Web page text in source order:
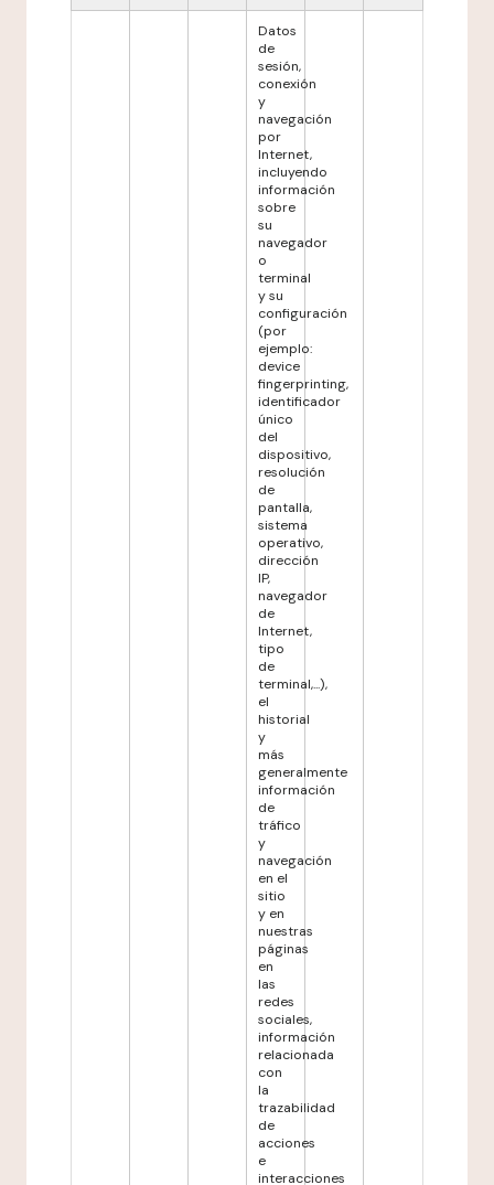
Datos
de
sesión,
conexión
y
navegación
por
Internet,
incluyendo
información
sobre
su
navegador
o
terminal
y su
configuración
(por
ejemplo:
device
fingerprinting,
identificador
único
del
dispositivo,
resolución
de
pantalla,
sistema
operativo,
dirección
IP,
navegador
de
Internet,
tipo
de
terminal,...),
el
historial
y
más
generalmente
información
de
tráfico
y
navegación
en el
sitio
y en
nuestras
páginas
en
las
redes
sociales,
información
relacionada
con
la
trazabilidad
de
acciones
e
interacciones